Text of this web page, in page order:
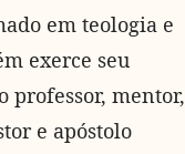
em teologia e
exerce seu
professor, mentor,
e apóstolo